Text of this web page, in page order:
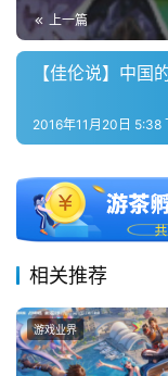
上一篇
【佳伦说】中国
2016年11月20日 5:38
相关推荐
游戏业界